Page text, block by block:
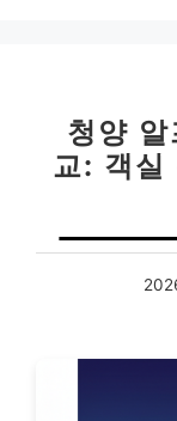
청양 알
교: 객실